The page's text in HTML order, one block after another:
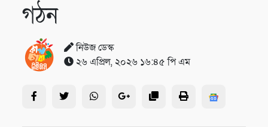
গঠন
নিউজ ডেস্ক
২৬ এপ্রিল, ২০২৬ ১৬:৪৫ পি এম